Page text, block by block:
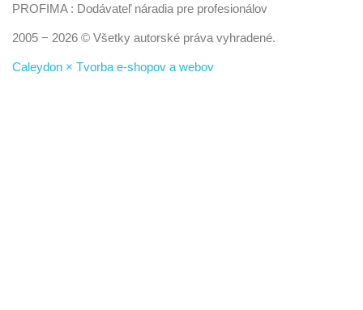
PROFIMA : Dodávateľ náradia pre profesionálov
2005 − 2026 © Všetky autorské práva vyhradené.
Caleydon × Tvorba e-shopov a webov